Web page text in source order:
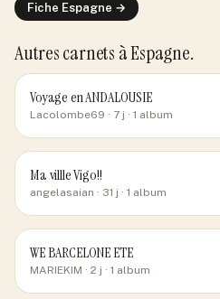
Fiche Espagne →
Autres carnets à Espagne.
Voyage en ANDALOUSIE
Lacolombe69 · 7 j · 1 album
Ma villle Vigo!!
angelasaian · 31 j · 1 album
WE BARCELONE ETE
MARIEKIM · 2 j · 1 album